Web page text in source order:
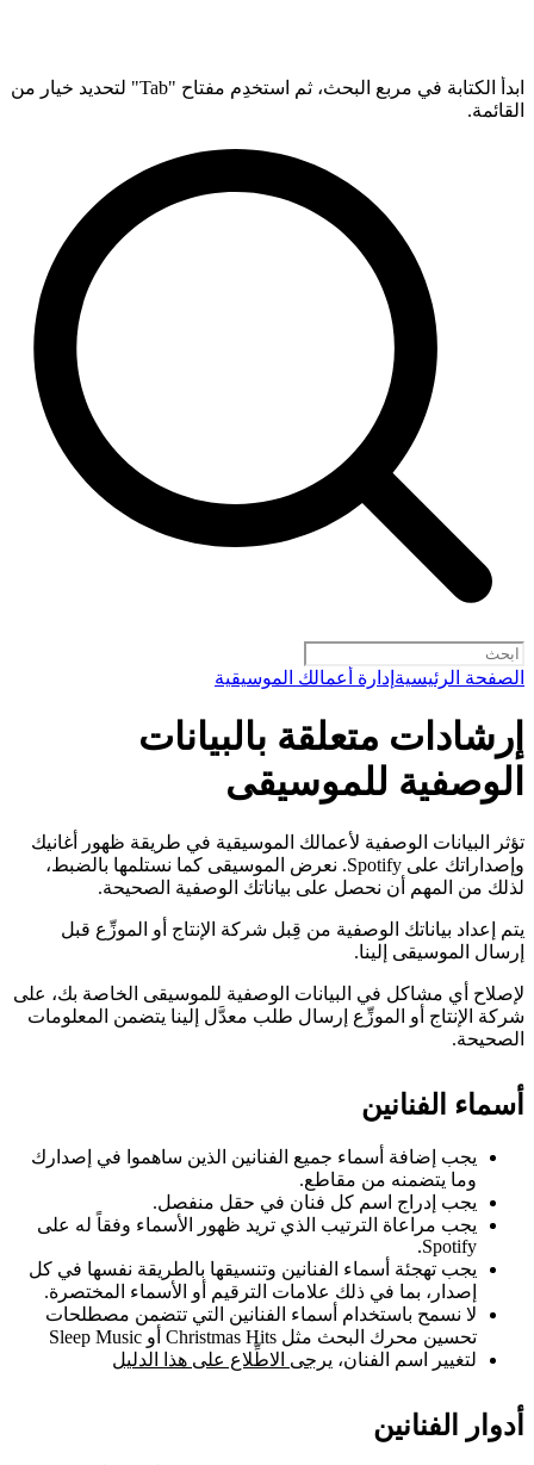
ابدأ الكتابة في مربع البحث، ثم استخدِم مفتاح "Tab" لتحديد خيار من
القائمة.
الصفحة الرئيسية إدارة أعمالك الموسيقية
إرشادات متعلقة بالبيانات
الوصفية للموسيقى
تؤثر البيانات الوصفية لأعمالك الموسيقية في طريقة ظهور أغانيك
وإصداراتك على Spotify. نعرض الموسيقى كما نستلمها بالضبط،
لذلك من المهم أن نحصل على بياناتك الوصفية الصحيحة.
يتم إعداد بياناتك الوصفية من قِبل شركة الإنتاج أو الموزِّع قبل
إرسال الموسيقى إلينا.
لإصلاح أي مشاكل في البيانات الوصفية للموسيقى الخاصة بك، على
شركة الإنتاج أو الموزِّع إرسال طلب معدَّل إلينا يتضمن المعلومات
الصحيحة.
أسماء الفنانين
يجب إضافة أسماء جميع الفنانين الذين ساهموا في إصدارك
وما يتضمنه من مقاطع.
يجب إدراج اسم كل فنان في حقل منفصل.
يجب مراعاة الترتيب الذي تريد ظهور الأسماء وفقاً له على
Spotify.
يجب تهجئة أسماء الفنانين وتنسيقها بالطريقة نفسها في كل
إصدار، بما في ذلك علامات الترقيم أو الأسماء المختصرة.
لا نسمح باستخدام أسماء الفنانين التي تتضمن مصطلحات
تحسين محرك البحث مثل Christmas Hits أو Sleep Music
لتغيير اسم الفنان، يرجى الاطِّلاع على هذا الدليل
أدوار الفنانين